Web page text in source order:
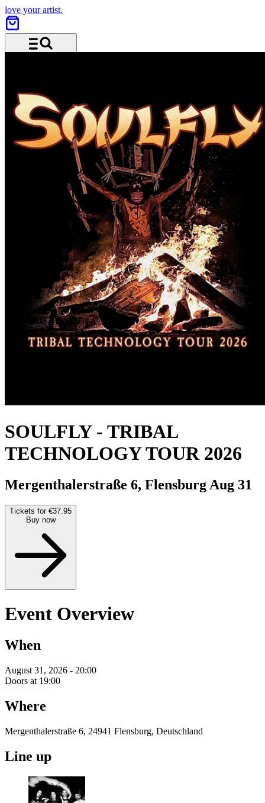
love your artist.
SOULFLY - TRIBAL
TECHNOLOGY TOUR 2026
Mergenthalerstraße 6, FlensburgAug 31
Tickets for €37.95
Buy now
Event Overview
When
August 31, 2026 - 20:00
Doors at 19:00
Where
Mergenthalerstraße 6, 24941 Flensburg, Deutschland
Line up